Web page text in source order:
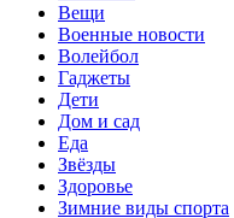
Вещи
Военные новости
Волейбол
Гаджеты
Дети
Дом и сад
Еда
Звёзды
Здоровье
Зимние виды спорта